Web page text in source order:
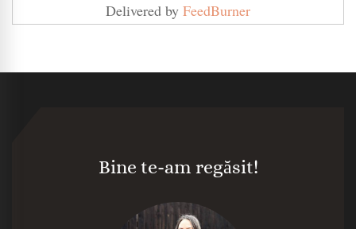
Delivered by FeedBurner
Bine te-am regăsit!